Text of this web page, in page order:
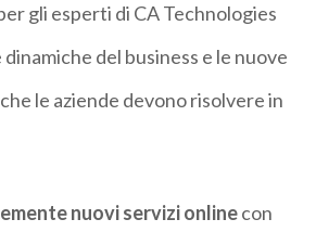
gli esperti di CA Technologies
del business e le nuove
le aziende devono risolvere in
nuovi servizi onlinecon